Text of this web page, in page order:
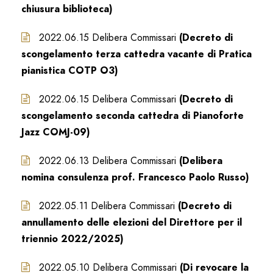
chiusura biblioteca)
2022.06.15 Delibera Commissari (Decreto di
scongelamento terza cattedra vacante di Pratica
pianistica COTP O3)
2022.06.15 Delibera Commissari (Decreto di
scongelamento seconda cattedra di Pianoforte
Jazz COMJ-09)
2022.06.13 Delibera Commissari (Delibera
nomina consulenza prof. Francesco Paolo Russo)
2022.05.11 Delibera Commissari (Decreto di
annullamento delle elezioni del Direttore per il
triennio 2022/2025)
2022.05.10 Delibera Commissari (Di revocare la